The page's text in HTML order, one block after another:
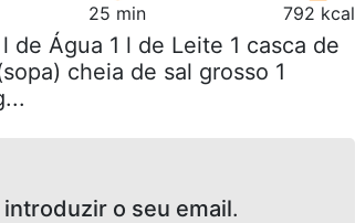
25 min 792 kcal
de Água 1 l de Leite 1 casca de
cheia de sal grosso 1
introduzir o seu email.